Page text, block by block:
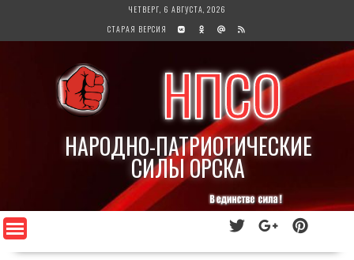
содержимому
ЧЕТВЕРГ, 6 АВГУСТА, 2026
СТАРАЯ ВЕРСИЯ
НПСО
НАРОДНО-ПАТРИОТИЧЕСКИЕ
СИЛЫ ОРСКА